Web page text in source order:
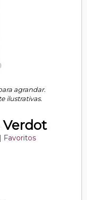
agrandar.
ilustrativas.
Verdot
Favoritos